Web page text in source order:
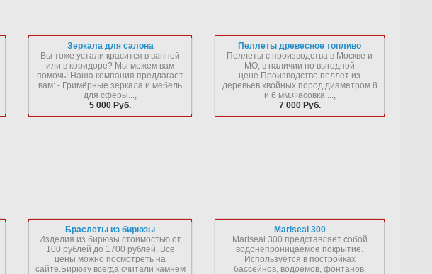
Зеркала для салона
Вы тоже устали красится в ванной
или в коридоре? Мы можем вам
помочь! Наша компания предлагает
вам: - Гримёрные зеркала и мебель
для сферы...,
5 000 Руб.
Пеллеты древесное топливо
Пеллеты с производства в Москве и
МО, в наличии по выгодной
цене.Производство пеллет из
деревьев хвойных пород диаметром 8
и 6 мм.Фасовка ...,
7 000 Руб.
Браслеты из бирюзы
Изделия из бирюзы стоимостью от
100 рублей до 1700 рублей. Все
цены можно посмотреть на
сайте.Бирюзу всегда считали камнем
Mariseal 300
Mariseal 300 представляет собой
водонепроницаемое покрытие.
Используется в постройках
бассейнов, водоемов, фонтанов,